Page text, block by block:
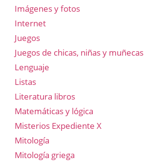
Imágenes y fotos
Internet
Juegos
Juegos de chicas, niñas y muñecas
Lenguaje
Listas
Literatura libros
Matemáticas y lógica
Misterios Expediente X
Mitología
Mitología griega